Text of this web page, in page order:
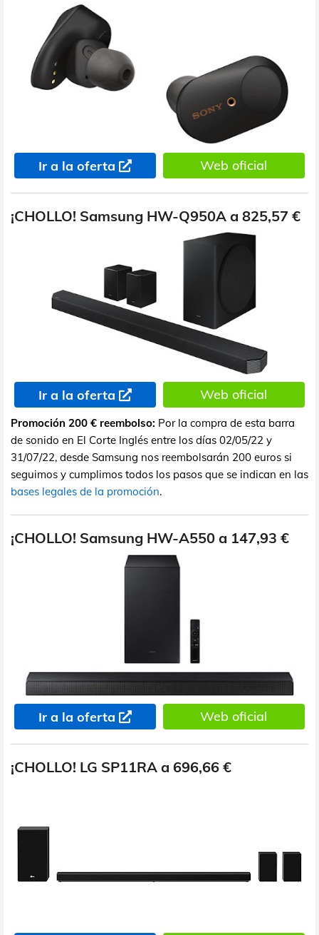
Ir a la oferta Web oficial
¡CHOLLO! Samsung HW-Q950A a 825,57 €
Ir a la oferta Web oficial
Promoción 200 € reembolso: Por la compra de esta barra
de sonido en El Corte Inglés entre los días 02/05/22 y
31/07/22, desde Samsung nos reembolsarán 200 euros si
seguimos y cumplimos todos los pasos que se indican en las
bases legales de la promoción.
¡CHOLLO! Samsung HW-A550 a 147,93 €
Ir a la oferta Web oficial
¡CHOLLO! LG SP11RA a 696,66 €